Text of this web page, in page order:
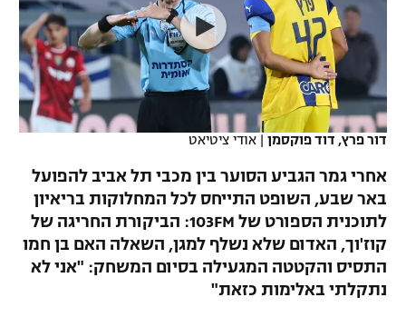
VOD
רץ ברשת
תוצאות
לוח שידורים
ברחבה
מכבי חיפה
בית"ר ירושלים
מכבי תל אביב
הפועל חיפה
הפועל באר שבע
מכבי נתניה
ליגה ספרדית
ליגה איטלקית
ליגה צרפתית
ליגה הולנדית
ליגה טורקית
ליגה סינית
ליגה ברזילאית
מכבי תל אביב
הפועל חולון
הפועל ירושלים
יורוקאפ
טניס
כדוריד
כדורעף
שחייה
ג'ודו
אגרוף
ספורט אולימפי
דור פרץ, דוד פוקסמן | אודי ציטיאט
אחרי גמר הגביע הסוער בין מכבי תל אביב להפועל
באר שבע, השופט התייחס לכל המחלוקות בריאיון
לתוכנית הספורט של 103FM: הביקורת החריגה של
קוז'וך, האדום שלא נשלף למגן, השאלה האם בן חמו
התסיס והקטטה המגעילה בסיום המשחק: "אני לא
נתקלתי באלימות כזאת"